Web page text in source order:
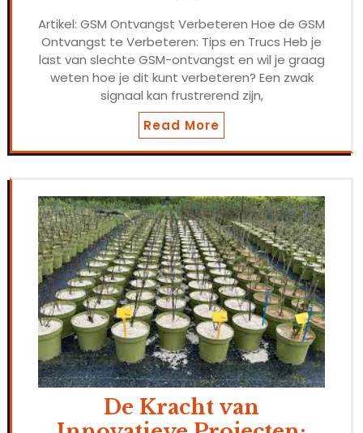
Artikel: GSM Ontvangst Verbeteren Hoe de GSM
Ontvangst te Verbeteren: Tips en Trucs Heb je
last van slechte GSM-ontvangst en wil je graag
weten hoe je dit kunt verbeteren? Een zwak
signaal kan frustrerend zijn,
Read More
De Kracht van